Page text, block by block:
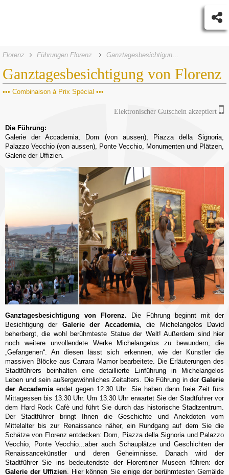
Florenz Führungen Florenz Ganztagesbesichtigung von Florenz
Ganztagesbesichtigung von Florenz
Combinaison à Prix Spécial
Elektronischer Gutschein akzeptiert
Die Führung:
Galerie der Accademia, Dom (von aussen), Piazza della Signoria,
Palazzo Vecchio (von aussen), Ponte Vecchio, Monumenten und Plätzen,
Galerie der Uffizien.
Ganztagesbesichtigung von Florenz. Die Führung beginnt mit der
Besichtigung der Galerie der Accademia, die Michelangelos David
beherbergt, die wohl berühmteste Statue der Welt! Außerdem sind hier
noch weitere unvollendete Werke Michelangelos zu bewundern, die
„Gefangenen“. An diesen lässt sich erkennen, wie der Künstler die
massiven Blöcke aus Carrara Mamor bearbeitete. Die Erläuterungen des
Stadtführers beinhalten eine detaillierte Einführung in Michelangelos
Leben und sein außergewöhnliches Zeitalters. Die Führung in der Galerie
der Accademiaendet gegen 12.30 Uhr. Sie haben dann freie Zeit fürs
Mittagessen bis 13.30 Uhr. Um 13.30 Uhr erwartet Sie der Stadtführer vor
dem Hard Rock Cafè und führt Sie durch das historische Stadtzentrum.
Der Stadtführer bringt Ihnen die Geschichte und Anekdoten vom
Mittelalter bis zur Renaissance näher, ein Rundgang auf dem Sie die
Schätze von Florenz entdecken: Dom, Piazza della Signoria und Palazzo
Vecchio, Ponte Vecchio...aber auch Schauplätze und Geschichten der
Renaissancekünstler und deren Geheimnisse. Danach wird der
Stadtführer Sie ins bedeutendste der Florentiner Museen führen: der
Galerie der Uffizien. Hier können Sie einige der berühmtesten Gemälde